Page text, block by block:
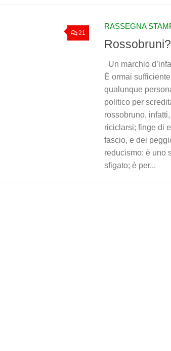
21
RASSEGNA
Un marchio
È ormai
qualunque
politico per
rossobruno,
riciclarsi; finge di
fascio, e dei
reducismo; è uno
sfigato; è per...